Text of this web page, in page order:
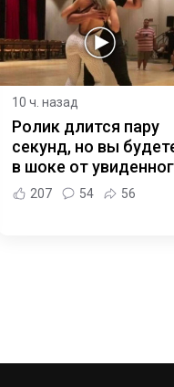
10 ч. назад
Ролик длится пару
секунд, но вы
в шоке от
207 54 56